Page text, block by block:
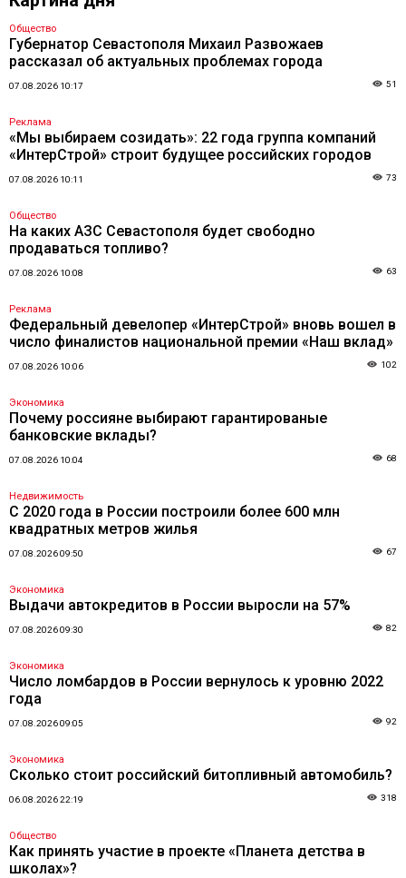
Общество
Губернатор Севастополя Михаил Развожаев
рассказал об актуальных проблемах города
07.08.2026 10:17 51
Реклама
«Мы выбираем созидать»: 22 года группа компаний
«ИнтерСтрой» строит будущее российских городов
07.08.2026 10:11 73
Общество
На каких АЗС Севастополя будет свободно
продаваться топливо?
07.08.2026 10:08 63
Реклама
Федеральный девелопер «ИнтерСтрой» вновь вошел в
число финалистов национальной премии «Наш вклад»
07.08.2026 10:06 102
Экономика
Почему россияне выбирают гарантированые
банковские вклады?
07.08.2026 10:04 68
Недвижимость
С 2020 года в России построили более 600 млн
квадратных метров жилья
07.08.2026 09:50 67
Экономика
Выдачи автокредитов в России выросли на 57%
07.08.2026 09:30 82
Экономика
Число ломбардов в России вернулось к уровню 2022
года
07.08.2026 09:05 92
Экономика
Сколько стоит российский битопливный автомобиль?
06.08.2026 22:19 318
Общество
Как принять участие в проекте «Планета детства в
школах»?